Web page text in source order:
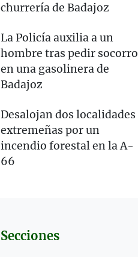
churrería de Badajoz
La Policía auxilia a un
hombre tras pedir socorro
en una gasolinera de
Badajoz
Desalojan dos localidades
extremeñas por un
incendio forestal en la A-
66
Secciones